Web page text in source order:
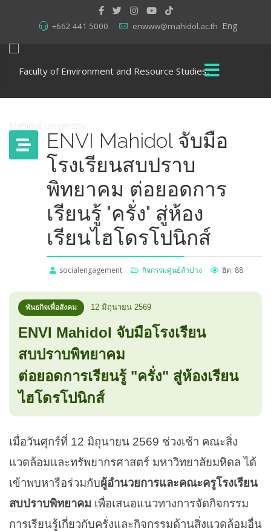
Eng
+662 441 5000 enwww@mahidol.ac.th
ENVI Mahidol จับมือ
โรงเรียนสบปราบ
พิทยาคม ต่อยอดการ
เรียนรู้ "ครั่ง" สู่ห้อง
เรียนไฮโดรโปนิกส์
socialengagement กิจกรรมศูนย์ลำปาง ฮิต: 88
พันธกิจเพื่อสังคม 12 มิถุนายน 2569
ENVI Mahidol จับมือโรงเรียน
สบปราบพิทยาคม
ต่อยอดการเรียนรู้ "ครั่ง" สู่ห้องเรียน
ไฮโดรโปนิกส์
เมื่อวันศุกร์ที่ 12 มิถุนายน 2569 ช่วงเช้า คณะสิ่ง
แวดล้อมและทรัพยากรศาสตร์ มหาวิทยาลัยมหิดล ได้
เข้าพบหารือร่วมกับผู้อำนวยการและคณะครูโรงเรียน
สบปราบพิทยาคม เพื่อเสนอแนวทางการจัดกิจกรรม
การเรียนรู้เกี่ยวกับครั่งและกิจกรรมด้านสิ่งแวดล้อมอื่น